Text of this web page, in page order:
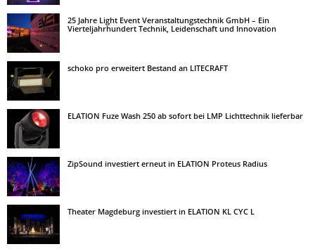
25 Jahre Light Event Veranstaltungstechnik GmbH – Ein
Vierteljahrhundert Technik, Leidenschaft und Innovation
schoko pro erweitert Bestand an LITECRAFT
ELATION Fuze Wash 250 ab sofort bei LMP Lichttechnik lieferbar
ZipSound investiert erneut in ELATION Proteus Radius
Theater Magdeburg investiert in ELATION KL CYC L